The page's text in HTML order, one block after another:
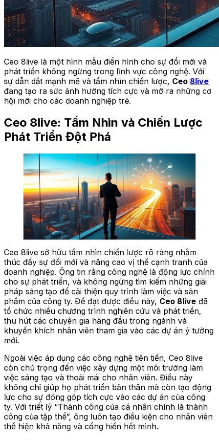
Ceo 8live là một hình mẫu điển hình cho sự đổi mới và
phát triển không ngừng trong lĩnh vực công nghệ. Với
sự dẫn dắt mạnh mẽ và tầm nhìn chiến lược, Ceo 8live
đang tạo ra sức ảnh hưởng tích cực và mở ra những cơ
hội mới cho các doanh nghiệp trẻ.
Ceo 8live: Tầm Nhìn và Chiến Lược
Phát Triển Đột Phá
Ceo 8live sở hữu tầm nhìn chiến lược rõ ràng nhằm
thúc đẩy sự đổi mới và nâng cao vị thế cạnh tranh của
doanh nghiệp. Ông tin rằng công nghệ là động lực chính
cho sự phát triển, và không ngừng tìm kiếm những giải
pháp sáng tạo để cải thiện quy trình làm việc và sản
phẩm của công ty. Để đạt được điều này, Ceo 8live đã
tổ chức nhiều chương trình nghiên cứu và phát triển,
thu hút các chuyên gia hàng đầu trong ngành và
khuyến khích nhân viên tham gia vào các dự án ý tưởng
mới.
Ngoài việc áp dụng các công nghệ tiên tiến, Ceo 8live
còn chú trọng đến việc xây dựng một môi trường làm
việc sáng tạo và thoải mái cho nhân viên. Điều này
không chỉ giúp họ phát triển bản thân mà còn tạo động
lực cho sự đóng góp tích cực vào các dự án của công
ty. Với triết lý “Thành công của cá nhân chính là thành
công của tập thể”, ông luôn tạo điều kiện cho nhân viên
thể hiện khả năng và cống hiến hết mình.